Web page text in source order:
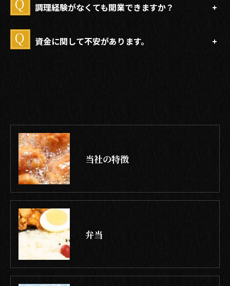
調理経験がなくても開業できますか？
資金に関して不安があります。
当社の特徴
弁当